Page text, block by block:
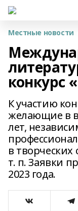
Местные новости
конкурс
К участию
желающие в
лет,
в творческих
т. п. Заявки
2023 года.